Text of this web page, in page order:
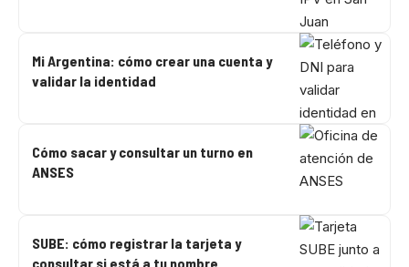
Mi Argentina: cómo crear una cuenta y
validar la identidad
Cómo sacar y consultar un turno en
ANSES
SUBE: cómo registrar la tarjeta y
consultar si está a tu nombre